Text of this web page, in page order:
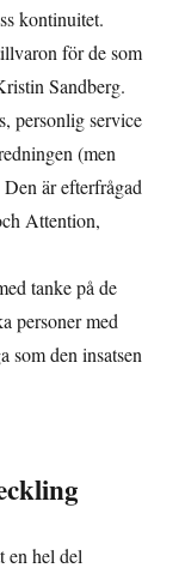
kontinuitet.
för de som
Sandberg.
personlig service
(men
är efterfrågad
Attention,
tanke på de
personer med
som den insatsen
en hel del